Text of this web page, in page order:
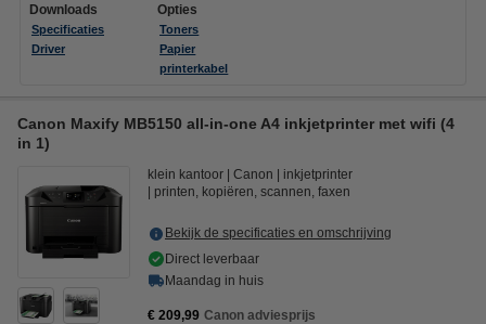
Downloads
Specificaties
Driver
Opties
Toners
Papier
printerkabel
Canon Maxify MB5150 all-in-one A4 inkjetprinter met wifi (4
in 1)
klein kantoor Canon
inkjetprinter
printen, kopiëren, scannen, faxen
Bekijk de specificaties en omschrijving
Direct leverbaar
Maandag in huis
€ 209,99 Canon adviesprijs